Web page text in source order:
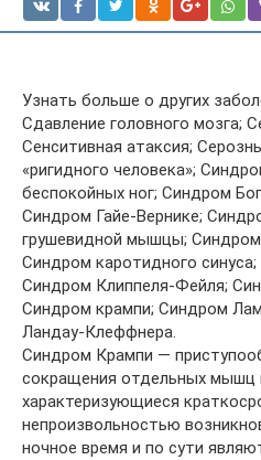
Узнать больше о других
Сдавление головного мозга;
Сенситивная атаксия;
«ригидного человека»;
беспокойных ног; Синдром
Синдром Гайе-Вернике;
грушевидной мышцы; Синдром
Синдром каротидного
Синдром Клиппеля-Фейля;
Синдром крампи; Синдром
Ландау-Клеффнера.
Синдром Крампи —
сокращения отдельных мышц
характеризующиеся
непроизвольностью
ночное время и по сути